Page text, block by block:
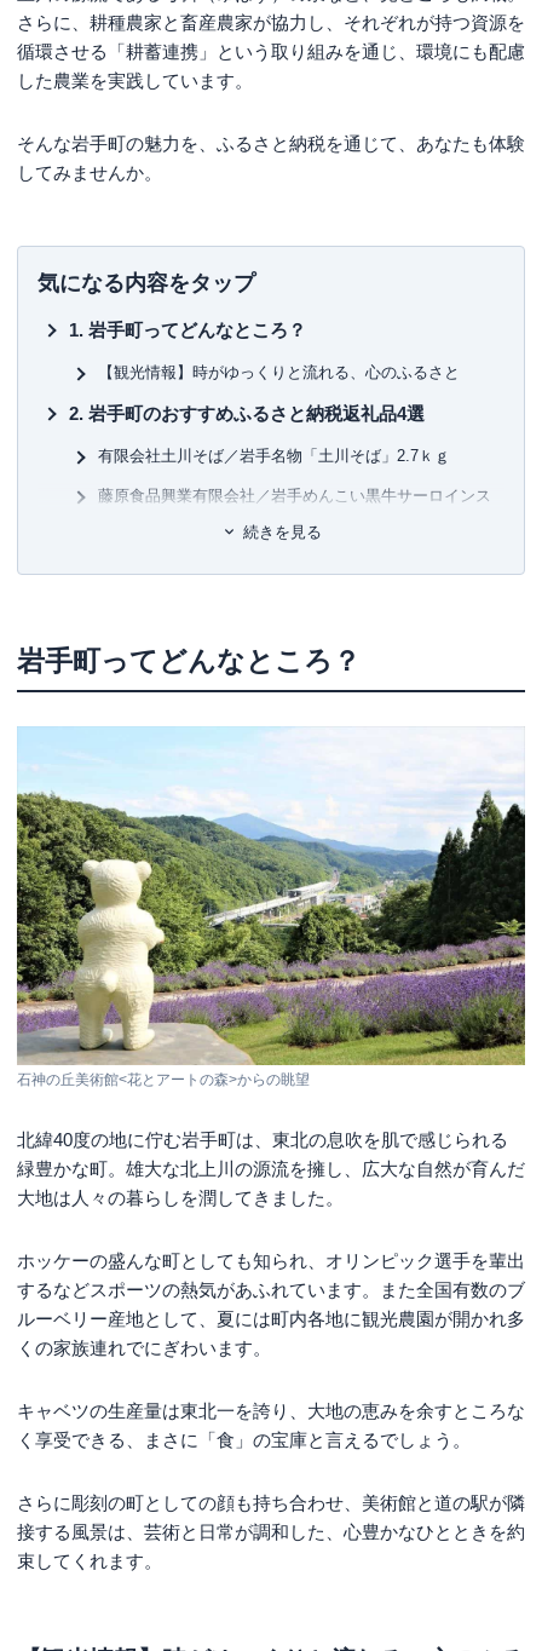
さらに、耕種農家と畜産農家が協力し、それぞれが持つ資源を
循環させる「耕蓄連携」という取り組みを通じ、環境にも配慮
した農業を実践しています。
そんな岩手町の魅力を、ふるさと納税を通じて、あなたも体験
してみませんか。
気になる内容をタップ
岩手町ってどんなところ？
【観光情報】時がゆっくりと流れる、心のふるさと
岩手町のおすすめふるさと納税返礼品4選
有限会社土川そば／岩手名物「土川そば」2.7ｋｇ
藤原食品興業有限会社／岩手めんこい黒牛サーロインス
1.1ｋｇ
未来都市共創プロジェクトを始動
ふるさと納税寄付金の使い道
続きを見る
岩手町ってどんなところ？
石神の丘美術館<花とアートの森>からの眺望
北緯40度の地に佇む岩手町は、東北の息吹を肌で感じられる
緑豊かな町。雄大な北上川の源流を擁し、広大な自然が育んだ
大地は人々の暮らしを潤してきました。
ホッケーの盛んな町としても知られ、オリンピック選手を輩出
するなどスポーツの熱気があふれています。また全国有数のブ
ルーベリー産地として、夏には町内各地に観光農園が開かれ多
くの家族連れでにぎわいます。
キャベツの生産量は東北一を誇り、大地の恵みを余すところな
く享受できる、まさに「食」の宝庫と言えるでしょう。
さらに彫刻の町としての顔も持ち合わせ、美術館と道の駅が隣
接する風景は、芸術と日常が調和した、心豊かなひとときを約
束してくれます。